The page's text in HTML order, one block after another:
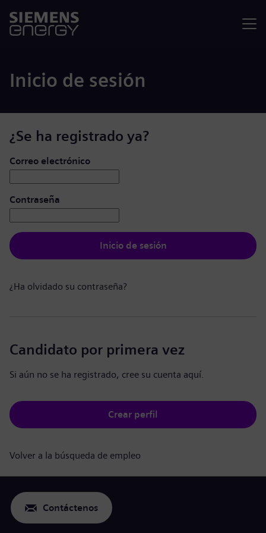
Inicio de sesión
¿Se ha registrado ya?
Iniciar de sesión: usuario y contraseña
Correo electrónico
Contraseña
Inicio de sesión
¿Ha olvidado su contraseña?
Candidato por primera vez
Si aún no se ha registrado, cree su cuenta aquí.
Crear perfil
Volver a la búsqueda de empleo
Contáctenos